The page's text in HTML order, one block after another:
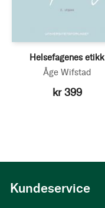
Helsefagenes etikk
Åge Wifstad
kr 399
Kundeservice